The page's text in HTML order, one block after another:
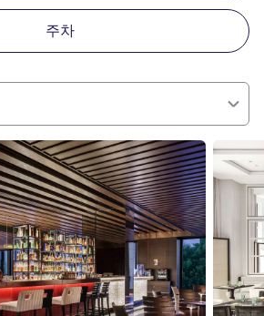
주차
세부 정